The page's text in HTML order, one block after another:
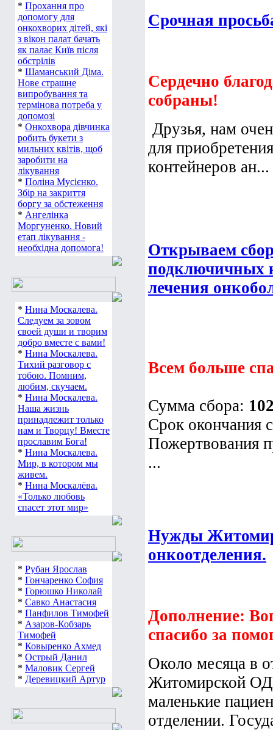
* Прохання про
допомогу для
онкохворих дітей, які
з вікон палат бачать
як палає Київ після
обстрілів
* Шаманський Діма.
Нове страшне
випробування та
термінова потреба у
допомозі
* Онкохвора дівчинка
робить букети з
мильних квітів, щоб
заробити на
лікування
* Поліна Мусієнко.
Збір на закриття
боргу за обстеження
* Ангелінка
Моргуненко. Новий
етап лікування -
необхідна допомога!
* Нина Москалева.
Следуем за зовом
своей души и творим
добро вместе с вами!
* Нина Москалева.
Тихий разговор с
тобою. Помним,
любим, скучаем.
* Нина Москалева.
Наша жизнь
принадлежит только
нам и Творцу! Вместе
прославим Бога!
* Нина Москалева.
Мир, в котором мы
живем.
* Нина Москалёва.
«Только любовь
спасет этот мир»
* Рубан Ярослав
* Гончаренко София
* Горюшко Николай
* Савко Анастасия
* Панфилов Тимофей
* Азаров-Кобзарь
Тимофей
* Ковыренко Ахмед
* Острый Данил
* Маловик Сергей
* Деревицкий Артур
Срочная
Сердечно
собраны!
Друзья, нам
для
контейнеров ан...
Открываем
подключичных
лечения
Всем больше
Сумма сбора:
Срок окончания
Пожертвования
...
Нужды
онкоотделения.
Дополнение:
спасибо за
Около месяца в
Житомирской
маленькие
отделении.